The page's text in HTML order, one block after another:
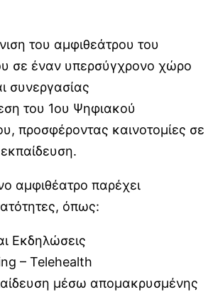
του αμφιθεάτρου του
σε έναν υπερσύγχρονο χώρο
συνεργασίας
του 1ου Ψηφιακού
προσφέροντας καινοτομίες σε
αμφιθέατρο παρέχει
όπως:
Εκδηλώσεις
– Telehealth
μέσω απομακρυσμένης